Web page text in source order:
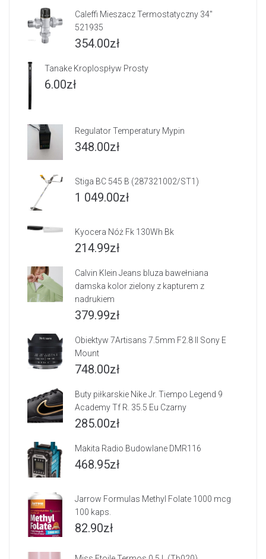
Caleffi Mieszacz Termostatyczny 34"
521935
354.00zł
Tanake Kroplospływ Prosty
6.00zł
Regulator Temperatury Mypin
348.00zł
Stiga BC 545 B (287321002/ST1)
1 049.00zł
Kyocera Nóż Fk 130Wh Bk
214.99zł
Calvin Klein Jeans bluza bawełniana
damska kolor zielony z kapturem z
nadrukiem
379.99zł
Obiektyw 7Artisans 7.5mm F2.8 II Sony E
Mount
748.00zł
Buty piłkarskie Nike Jr. Tiempo Legend 9
Academy Tf R. 35.5 Eu Czarny
285.00zł
Makita Radio Budowlane DMR116
468.95zł
Jarrow Formulas Methyl Folate 1000 mcg
100 kaps.
82.90zł